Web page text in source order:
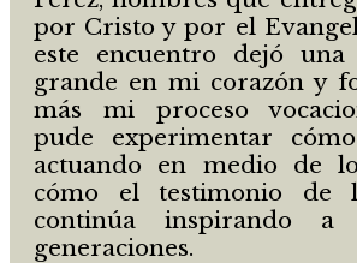
por Cristo y por el
este encuentro dejó
grande en mi corazón y
más mi proceso
pude experimentar
actuando en medio de
cómo el testimonio de
continúa inspirando a
generaciones.